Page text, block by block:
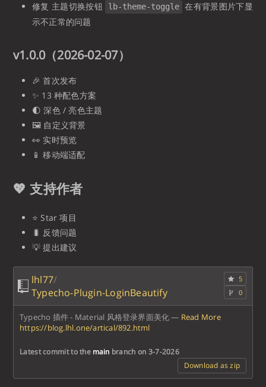
修复 主题切换按钮 lb-theme-toggle 在有背景图片下显
示不正常的问题
v1.0.0（2026-02-07）
🎉 首次发布
✨ 13 种配色方案
🌓 深色 / 亮色主题
🖼️ 自定义背景
👀 实时预览
📱 移动端适配
💖 支持作者
⭐ Star 项目
🐛 反馈问题
💡 提出建议
lhl77/
Typecho-Plugin-LoginBeautify
5
0
Typecho 插件 - Material 风格登录界面美化— Read More
https://blog.lhl.one/artical/892.html
Latest commit to the main branch on 3-7-2026
Download as zip